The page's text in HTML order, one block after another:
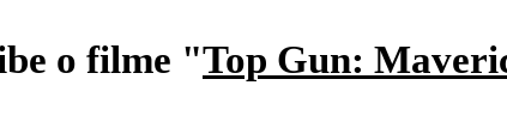
o filme "Top Gun: